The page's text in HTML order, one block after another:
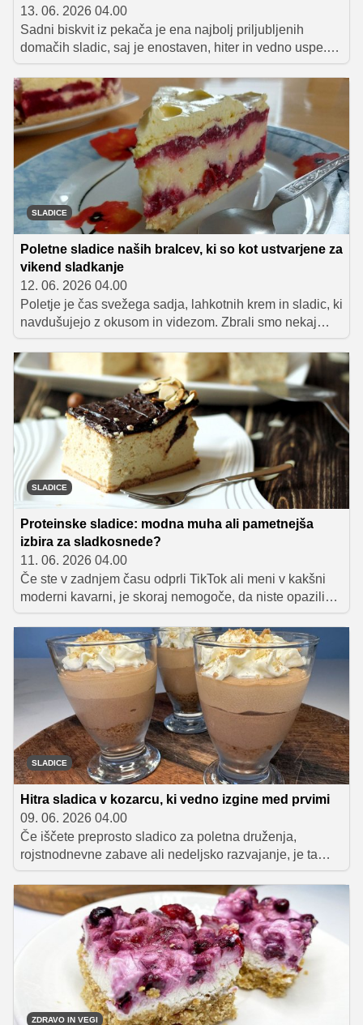
13. 06. 2026 04.00
Sadni biskvit iz pekača je ena najbolj priljubljenih
domačih sladic, saj je enostaven, hiter in vedno uspe.
Zbrali smo pet preverjenih različic z malinami, ribezom,
češnjami in marelicami, ki bodo popestrile vsako
poletno mizo.
SLADICE
Poletne sladice naših bralcev, ki so kot ustvarjene za
vikend sladkanje
12. 06. 2026 04.00
Poletje je čas svežega sadja, lahkotnih krem in sladic, ki
navdušujejo z okusom in videzom. Zbrali smo nekaj
odličnih receptov naših bralcev, med katerimi boste
našli vse od sadnih pit in rolad do osvežilnih sladic brez
peke.
SLADICE
Proteinske sladice: modna muha ali pametnejša
izbira za sladkosnede?
11. 06. 2026 04.00
Če ste v zadnjem času odprli TikTok ali meni v kakšni
moderni kavarni, je skoraj nemogoče, da niste opazili
novih "proteinskih" različic nekaterih priljubljenih sladic.
Od čokoladnih pudingov do sladoledov in tort.
Proteinske sladice so postale stalnica, ki je hitro prešla
iz fitnes sveta v vsakdanjo prehrano.
SLADICE
Hitra sladica v kozarcu, ki vedno izgine med prvimi
09. 06. 2026 04.00
Če iščete preprosto sladico za poletna druženja,
rojstnodnevne zabave ali nedeljsko razvajanje, je ta
čokoladni cheesecake v kozarcu odlična izbira. Priprava
je hitra in ne zahteva peke, tri okusne plasti pa poskrbijo
za popolno kombinacijo kremnosti, hrustljavosti in
bogatega čokoladnega okusa.
ZDRAVO IN VEGI